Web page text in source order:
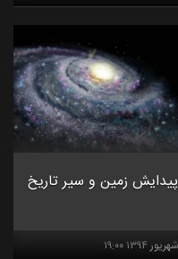
پیدایش زمین و سیر تاریخ